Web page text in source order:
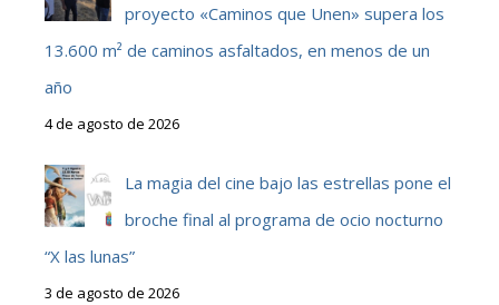
proyecto «Caminos que Unen» supera los
13.600 m² de caminos asfaltados, en menos de un
año
4 de agosto de 2026
La magia del cine bajo las estrellas pone el
broche final al programa de ocio nocturno
“X las lunas”
3 de agosto de 2026